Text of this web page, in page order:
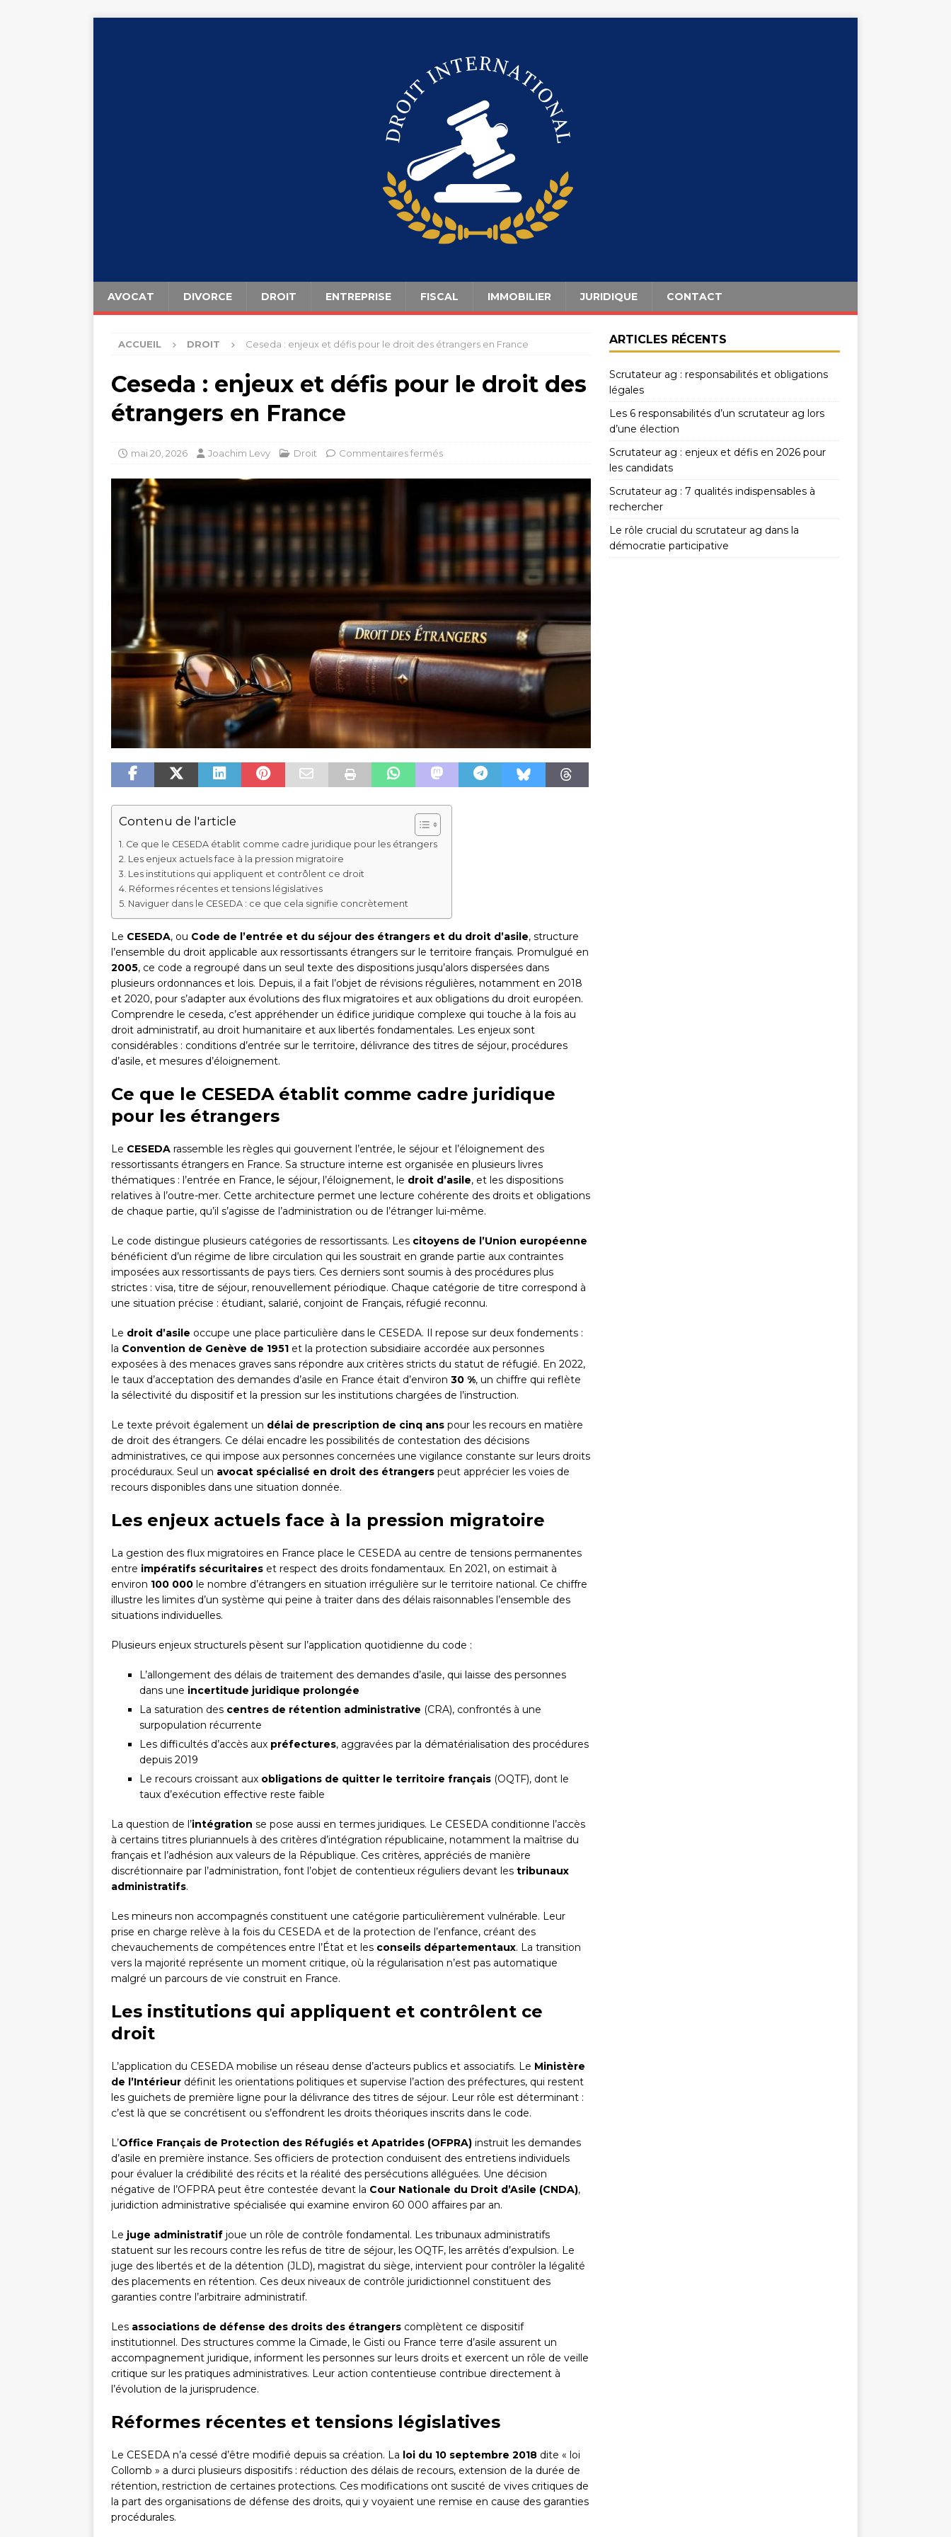
AVOCAT DIVORCE DROIT ENTREPRISE FISCAL IMMOBILIER JURIDIQUE CONTACT
ACCUEIL DROIT Ceseda : enjeux et défis pour le droit des étrangers en France
Ceseda : enjeux et défis pour le droit des
étrangers en France
mai 20, 2026 Joachim Levy Droit Commentaires fermés
Contenu de l'article
Ce que le CESEDA établit comme cadre juridique pour les étrangers
Les enjeux actuels face à la pression migratoire
Les institutions qui appliquent et contrôlent ce droit
Réformes récentes et tensions législatives
Naviguer dans le CESEDA : ce que cela signifie concrètement
Le CESEDA, ou Code de l’entrée et du séjour des étrangers et du droit d’asile, structure
l’ensemble du droit applicable aux ressortissants étrangers sur le territoire français. Promulgué en
2005, ce code a regroupé dans un seul texte des dispositions jusqu’alors dispersées dans
plusieurs ordonnances et lois. Depuis, il a fait l’objet de révisions régulières, notamment en 2018
et 2020, pour s’adapter aux évolutions des flux migratoires et aux obligations du droit européen.
Comprendre le ceseda, c’est appréhender un édifice juridique complexe qui touche à la fois au
droit administratif, au droit humanitaire et aux libertés fondamentales. Les enjeux sont
considérables : conditions d’entrée sur le territoire, délivrance des titres de séjour, procédures
d’asile, et mesures d’éloignement.
Ce que le CESEDA établit comme cadre juridique
pour les étrangers
Le CESEDA rassemble les règles qui gouvernent l’entrée, le séjour et l’éloignement des
ressortissants étrangers en France. Sa structure interne est organisée en plusieurs livres
thématiques : l’entrée en France, le séjour, l’éloignement, le droit d’asile, et les dispositions
relatives à l’outre-mer. Cette architecture permet une lecture cohérente des droits et obligations
de chaque partie, qu’il s’agisse de l’administration ou de l’étranger lui-même.
Le code distingue plusieurs catégories de ressortissants. Les citoyens de l’Union européenne
bénéficient d’un régime de libre circulation qui les soustrait en grande partie aux contraintes
imposées aux ressortissants de pays tiers. Ces derniers sont soumis à des procédures plus
strictes : visa, titre de séjour, renouvellement périodique. Chaque catégorie de titre correspond à
une situation précise : étudiant, salarié, conjoint de Français, réfugié reconnu.
Le droit d’asile occupe une place particulière dans le CESEDA. Il repose sur deux fondements :
la Convention de Genève de 1951 et la protection subsidiaire accordée aux personnes
exposées à des menaces graves sans répondre aux critères stricts du statut de réfugié. En 2022,
le taux d’acceptation des demandes d’asile en France était d’environ 30 %, un chiffre qui reflète
la sélectivité du dispositif et la pression sur les institutions chargées de l’instruction.
Le texte prévoit également un délai de prescription de cinq ans pour les recours en matière
de droit des étrangers. Ce délai encadre les possibilités de contestation des décisions
administratives, ce qui impose aux personnes concernées une vigilance constante sur leurs droits
procéduraux. Seul un avocat spécialisé en droit des étrangers peut apprécier les voies de
recours disponibles dans une situation donnée.
Les enjeux actuels face à la pression migratoire
La gestion des flux migratoires en France place le CESEDA au centre de tensions permanentes
entre impératifs sécuritaires et respect des droits fondamentaux. En 2021, on estimait à
environ 100 000 le nombre d’étrangers en situation irrégulière sur le territoire national. Ce chiffre
illustre les limites d’un système qui peine à traiter dans des délais raisonnables l’ensemble des
situations individuelles.
Plusieurs enjeux structurels pèsent sur l’application quotidienne du code :
L’allongement des délais de traitement des demandes d’asile, qui laisse des personnes
dans une incertitude juridique prolongée
La saturation des centres de rétention administrative (CRA), confrontés à une
surpopulation récurrente
Les difficultés d’accès aux préfectures, aggravées par la dématérialisation des procédures
depuis 2019
Le recours croissant aux obligations de quitter le territoire français (OQTF), dont le
taux d’exécution effective reste faible
La question de l’intégration se pose aussi en termes juridiques. Le CESEDA conditionne l’accès
à certains titres pluriannuels à des critères d’intégration républicaine, notamment la maîtrise du
français et l’adhésion aux valeurs de la République. Ces critères, appréciés de manière
discrétionnaire par l’administration, font l’objet de contentieux réguliers devant les tribunaux
administratifs.
Les mineurs non accompagnés constituent une catégorie particulièrement vulnérable. Leur
prise en charge relève à la fois du CESEDA et de la protection de l’enfance, créant des
chevauchements de compétences entre l’État et les conseils départementaux. La transition
vers la majorité représente un moment critique, où la régularisation n’est pas automatique
malgré un parcours de vie construit en France.
Les institutions qui appliquent et contrôlent ce
droit
L’application du CESEDA mobilise un réseau dense d’acteurs publics et associatifs. Le Ministère
de l’Intérieur définit les orientations politiques et supervise l’action des préfectures, qui restent
les guichets de première ligne pour la délivrance des titres de séjour. Leur rôle est déterminant :
c’est là que se concrétisent ou s’effondrent les droits théoriques inscrits dans le code.
L’Office Français de Protection des Réfugiés et Apatrides (OFPRA) instruit les demandes
d’asile en première instance. Ses officiers de protection conduisent des entretiens individuels
pour évaluer la crédibilité des récits et la réalité des persécutions alléguées. Une décision
négative de l’OFPRA peut être contestée devant la Cour Nationale du Droit d’Asile (CNDA),
juridiction administrative spécialisée qui examine environ 60 000 affaires par an.
Le juge administratif joue un rôle de contrôle fondamental. Les tribunaux administratifs
statuent sur les recours contre les refus de titre de séjour, les OQTF, les arrêtés d’expulsion. Le
juge des libertés et de la détention (JLD), magistrat du siège, intervient pour contrôler la légalité
des placements en rétention. Ces deux niveaux de contrôle juridictionnel constituent des
garanties contre l’arbitraire administratif.
Les associations de défense des droits des étrangers complètent ce dispositif
institutionnel. Des structures comme la Cimade, le Gisti ou France terre d’asile assurent un
accompagnement juridique, informent les personnes sur leurs droits et exercent un rôle de veille
critique sur les pratiques administratives. Leur action contentieuse contribue directement à
l’évolution de la jurisprudence.
Réformes récentes et tensions législatives
Le CESEDA n’a cessé d’être modifié depuis sa création. La loi du 10 septembre 2018 dite « loi
Collomb » a durci plusieurs dispositifs : réduction des délais de recours, extension de la durée de
rétention, restriction de certaines protections. Ces modifications ont suscité de vives critiques de
la part des organisations de défense des droits, qui y voyaient une remise en cause des garanties
procédurales.
ARTICLES RÉCENTS
Scrutateur ag : responsabilités et obligations
légales
Les 6 responsabilités d’un scrutateur ag lors
d’une élection
Scrutateur ag : enjeux et défis en 2026 pour
les candidats
Scrutateur ag : 7 qualités indispensables à
rechercher
Le rôle crucial du scrutateur ag dans la
démocratie participative